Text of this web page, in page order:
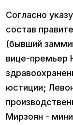
Согласно
состав
(бывший
вице-премьер
юстиции;
Мирзоян -